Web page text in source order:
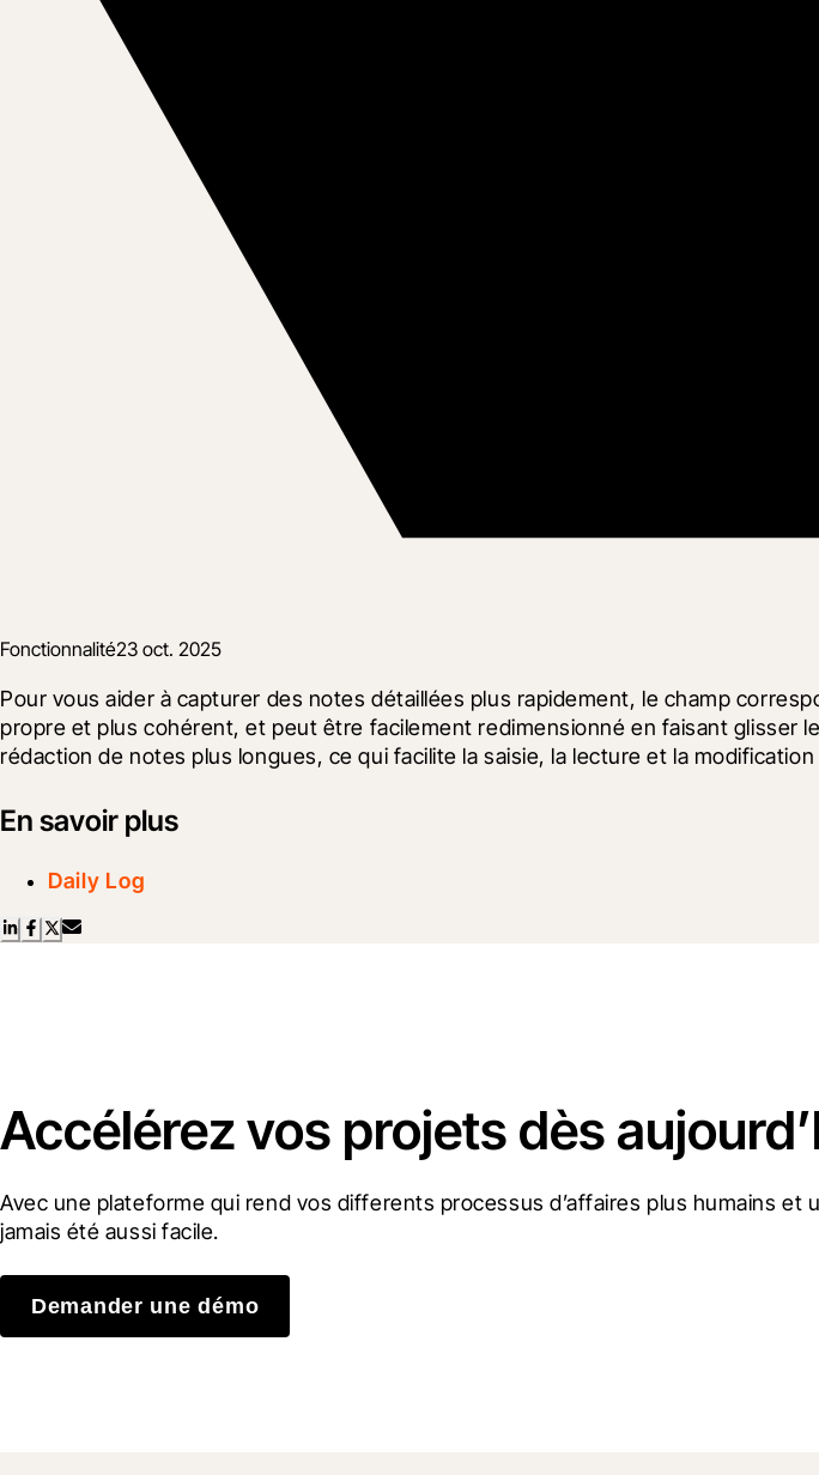
Fonctionnalité23 oct. 2025
Pour vous aider à capturer des notes détaillées plus rapidement, le champ
propre et plus cohérent, et peut être facilement redimensionné en faisant glisser
rédaction de notes plus longues, ce qui facilite la saisie, la lecture et la
En savoir plus
Daily Log
Accélérez vos projets dès
Avec une plateforme qui rend vos differents processus d’affaires plus humains
jamais été aussi facile.
Demander une démo